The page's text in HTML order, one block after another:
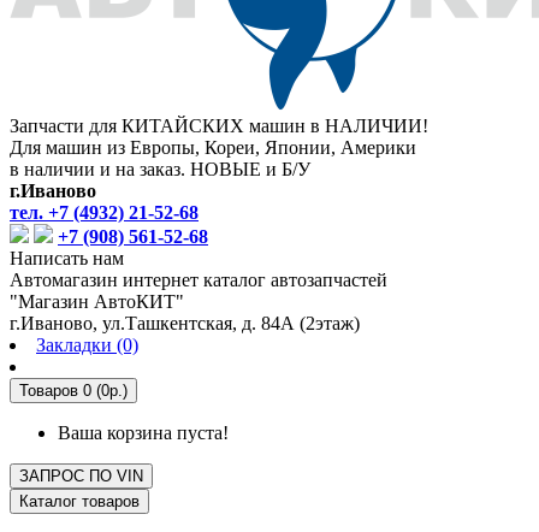
Запчасти для КИТАЙСКИХ машин в НАЛИЧИИ!
Для машин из Европы, Кореи, Японии, Америки
в наличии и на заказ. НОВЫЕ и Б/У
г.Иваново
тел. +7 (4932) 21-52-68
+7 (908) 561-52-68
Написать нам
Автомагазин интернет каталог автозапчастей
"Магазин АвтоКИТ"
г.Иваново, ул.Ташкентская, д. 84А (2этаж)
Закладки (0)
Товаров 0 (0р.)
Ваша корзина пуста!
ЗАПРОС ПО VIN
Каталог товаров